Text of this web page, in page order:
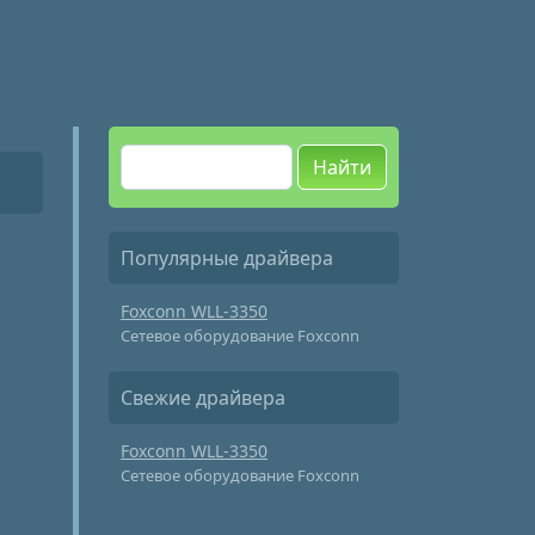
Найти
Популярные драйвера
Foxconn WLL-3350
Сетевое оборудование Foxconn
Свежие драйвера
Foxconn WLL-3350
Сетевое оборудование Foxconn